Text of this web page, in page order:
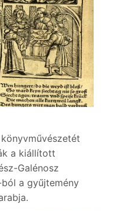
a kiállított
Galénosz
a gyűjtemény